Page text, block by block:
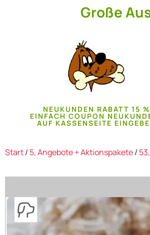
Große
NEUKUNDEN RABATT 15 %
EINFACH COUPON
AUF KASSENSEITE
Start/ 5, Angebote + Aktionspakete/